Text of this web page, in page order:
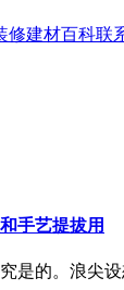
修建材百科联
手艺提拔用
是的。浪尖